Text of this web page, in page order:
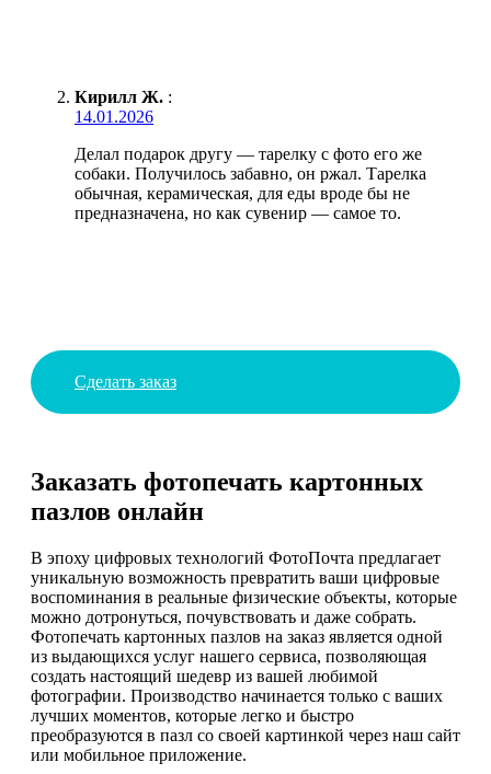
Кирилл Ж. :
14.01.2026
Делал подарок другу — тарелку с фото его же
собаки. Получилось забавно, он ржал. Тарелка
обычная, керамическая, для еды вроде бы не
предназначена, но как сувенир — самое то.
Сделать заказ
Заказать фотопечать картонных
пазлов онлайн
В эпоху цифровых технологий ФотоПочта предлагает
уникальную возможность превратить ваши цифровые
воспоминания в реальные физические объекты, которые
можно дотронуться, почувствовать и даже собрать.
Фотопечать картонных пазлов на заказ является одной
из выдающихся услуг нашего сервиса, позволяющая
создать настоящий шедевр из вашей любимой
фотографии. Производство начинается только с ваших
лучших моментов, которые легко и быстро
преобразуются в пазл со своей картинкой через наш сайт
или мобильное приложение.